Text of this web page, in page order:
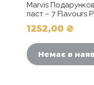
Marvis
паст – 7 Flavours
1252,00 ₴
Немає в